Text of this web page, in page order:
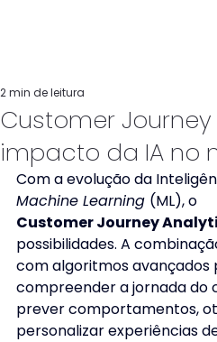
Customer
impacto da IA no
2 min de leitura
Com a evolução da
Machine Learning (ML), o
Customer Journey
possibilidades. A
com algoritmos avançados
compreender a jornada do
prever comportamentos,
personalizar experiências